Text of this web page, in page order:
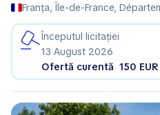
Franța, Île-de-France,
Începutul licitației
13 August 2026
Ofertă curentă 150 EUR